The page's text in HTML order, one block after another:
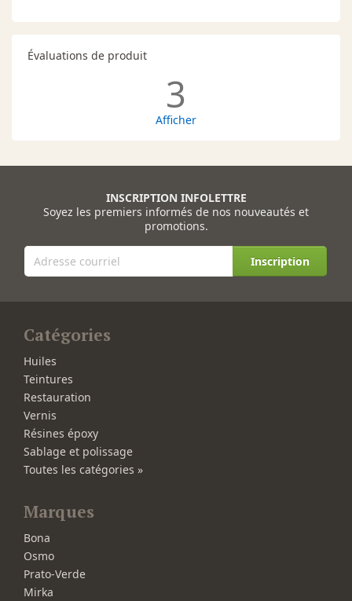
Évaluations de produit
3
Afficher
INSCRIPTION INFOLETTRE
Soyez les premiers informés de nos nouveautés et
promotions.
Inscription
Catégories
Huiles
Teintures
Restauration
Vernis
Résines époxy
Sablage et polissage
Toutes les catégories »
Marques
Bona
Osmo
Prato-Verde
Mirka